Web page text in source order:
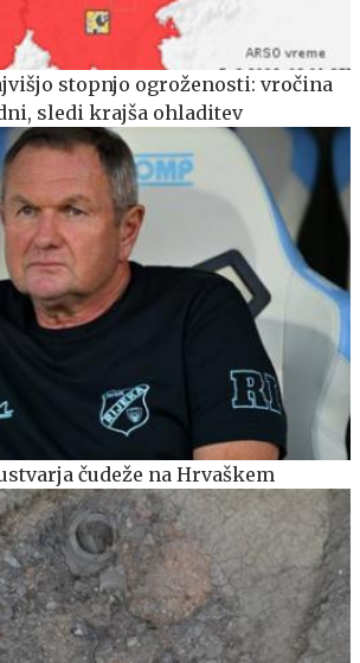
stopnjo ogroženosti: vročina
sledi krajša ohladitev
čudeže na Hrvaškem